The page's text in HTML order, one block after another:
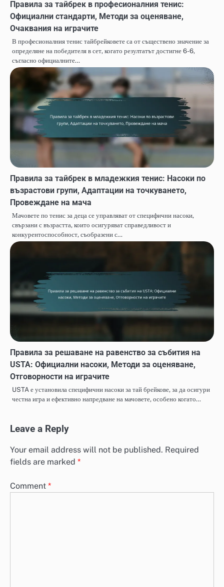
Правила за тайбрек в професионалния тенис:
Официални стандарти, Методи за оценяване,
Очаквания на играчите
В професионалния тенис тайбрейковете са от съществено значение за
определяне на победителя в сет, когато резултатът достигне 6-6,
съгласно официалните…
Правила за тайбрек в младежкия тенис: Насоки по
възрастови групи, Адаптации на точкуването,
Провеждане на мача
Мачовете по тенис за деца се управляват от специфични насоки,
свързани с възрастта, които осигуряват справедливост и
конкурентоспособност, съобразени с…
Правила за решаване на равенство за събития на
USTA: Официални насоки, Методи за оценяване,
Отговорности на играчите
USTA е установила специфични насоки за тай брейкове, за да осигури
честна игра и ефективно напредване на мачовете, особено когато…
Leave a Reply
Your email address will not be published. Required
fields are marked *
Comment *